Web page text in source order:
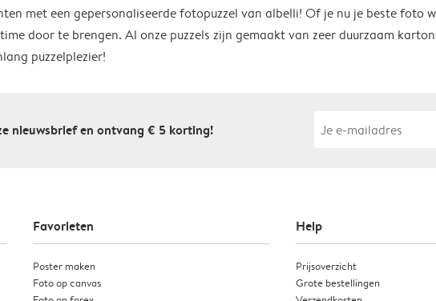
met een gepersonaliseerde fotopuzzel van albelli! Of je nu je beste foto
door te brengen. Al onze puzzels zijn gemaakt van zeer duurzaam
puzzelplezier!
nieuwsbrief en ontvang € 5 korting!
Favorieten
Poster maken
Foto op canvas
Help
Prijsoverzicht
Grote bestellingen